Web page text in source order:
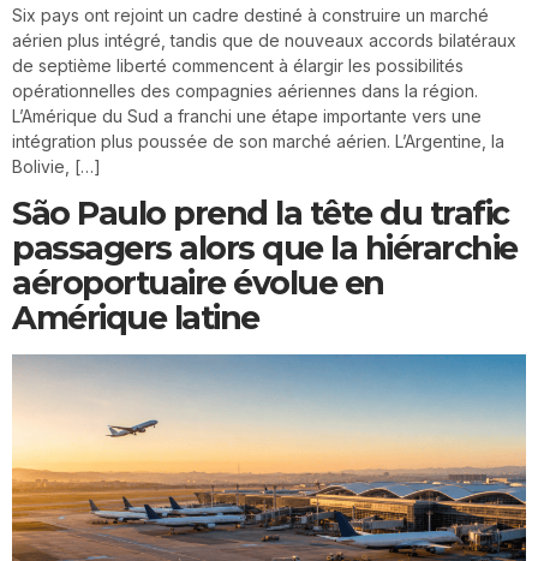
Six pays ont rejoint un cadre destiné à construire un marché
aérien plus intégré, tandis que de nouveaux accords bilatéraux
de septième liberté commencent à élargir les possibilités
opérationnelles des compagnies aériennes dans la région.
L’Amérique du Sud a franchi une étape importante vers une
intégration plus poussée de son marché aérien. L’Argentine, la
Bolivie, […]
São Paulo prend la tête du trafic
passagers alors que la hiérarchie
aéroportuaire évolue en
Amérique latine